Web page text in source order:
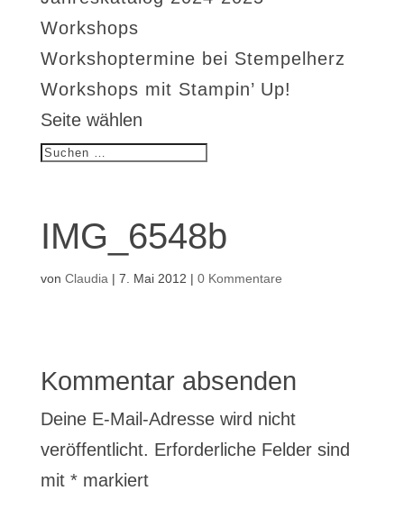
Workshops
Workshoptermine bei Stempelherz
Workshops mit Stampin’ Up!
Seite wählen
IMG_6548b
von Claudia | 7. Mai 2012 | 0 Kommentare
Kommentar absenden
Deine E-Mail-Adresse wird nicht
veröffentlicht. Erforderliche Felder sind
mit *markiert